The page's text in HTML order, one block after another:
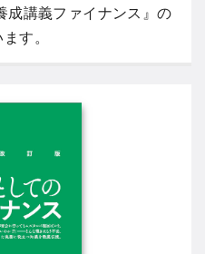
成講義ファイナンス』の
す。